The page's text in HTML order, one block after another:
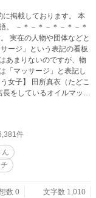
に掲載しております。 本
－＊
ージ」という表記の看板
あまりないのですが、物
「マッサージ」と表記し
術などの指導を柳から受
者で、数年前に仲間たち
している。 周りに合わせ
動く方が好きなタイプ。
ある営業終わり、柳店長
まった。 現在、店長とお
三十四歳 身長172cm
件
ん
数 0
文字数 1,010